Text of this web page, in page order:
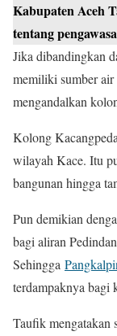
Kabupaten Aceh
tentang
Jika dibandingkan
memiliki sumber
mengandalkan
Kolong
wilayah Kace. Itu
bangunan hingga
Pun demikian
bagi aliran
Sehingga
terdampaknya bagi
Taufik mengatakan